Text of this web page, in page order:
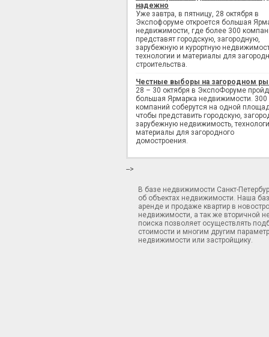
надежно
Уже завтра, в пятницу, 28 октября в
Экспофоруме откроется большая
недвижимости, где более 300
представят городскую, загородную,
зарубежную и курортную
технологии и материалы для
строительства.
Честные выборы на загородном
28 – 30 октября в ЭкспоФоруме
большая Ярмарка недвижимости. 300
компаний соберутся на одной
чтобы представить городскую,
зарубежную недвижимость,
материалы для загородного
домостроения.
-->
В базе недвижимости Санкт-
об объектах недвижимости. Наша
аренде и продаже квартир в
недвижимости, а так же вторичной
поиска позволяет осуществлять
стоимости и многим другим
недвижимости или застройщику.